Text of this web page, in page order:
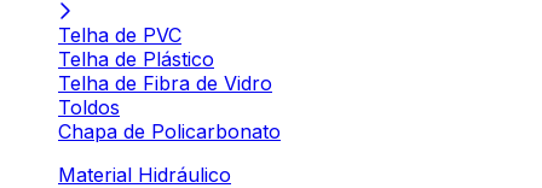
Telha de PVC
Telha de Plástico
Telha de Fibra de Vidro
Toldos
Chapa de Policarbonato
Material Hidráulico